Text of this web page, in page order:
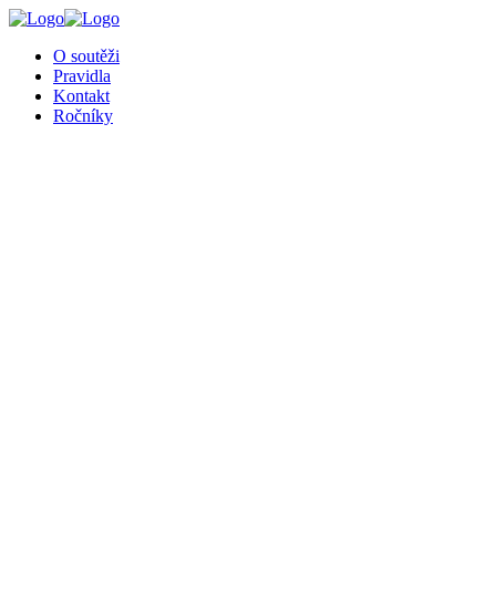
O soutěži
Pravidla
Kontakt
Ročníky